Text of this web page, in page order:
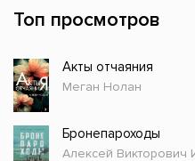
Топ просмотров
Акты отчаяния
Меган Нолан
Бронепароходы
Алексей Викторович